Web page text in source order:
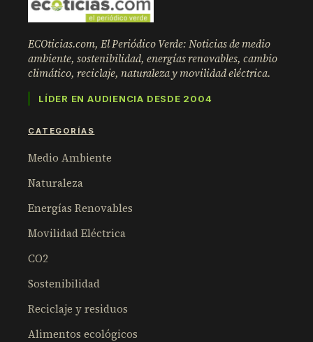
ECOticias.com, El Periódico Verde: Noticias de medio
ambiente, sostenibilidad, energías renovables, cambio
climático, reciclaje, naturaleza y movilidad eléctrica.
LÍDER EN AUDIENCIA DESDE 2004
CATEGORÍAS
Medio Ambiente
Naturaleza
Energías Renovables
Movilidad Eléctrica
CO2
Sostenibilidad
Reciclaje y residuos
Alimentos ecológicos